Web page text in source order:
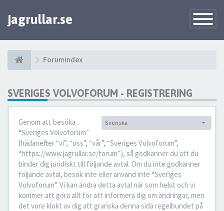
Toggle
jagrullar.se
Forumindex
SVERIGES VOLVOFORUM - REGISTRERING
Språk:
Svenska
Genom att besöka
“Sveriges Volvoforum”
(hädanefter “vi”, “oss”, “vår”, “Sveriges Volvoforum”,
“https://www.jagrullar.se/forum”), så godkänner du att du
binder dig juridiskt till följande avtal. Om du inte godkänner
följande avtal, besök inte eller använd inte “Sveriges
Volvoforum”. Vi kan ändra detta avtal när som helst och vi
kommer att göra allt för att informera dig om ändringar, men
det vore klokt av dig att granska denna sida regelbundet på